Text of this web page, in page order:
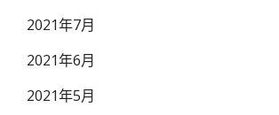
2021年7月
2021年6月
2021年5月